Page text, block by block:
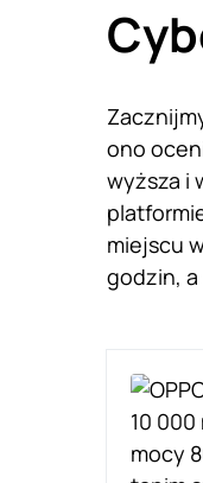
ono
wyższa i
miejscu
godzin, a